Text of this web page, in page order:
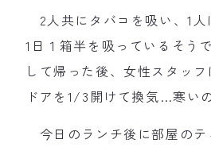
2人共にタバコを吸い、1人
1日１箱半を吸っているそう
して帰った後、女性スタッ
ドアを1/3開けて換気…寒い
今日のランチ後に部屋のテ